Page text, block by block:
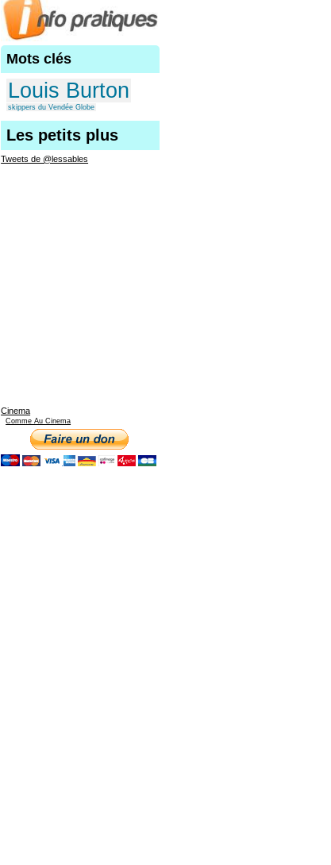
Mots clés
Louis Burton
skippers du Vendée Globe
Les petits plus
Tweets de @lessables
Cinema
Comme Au Cinema